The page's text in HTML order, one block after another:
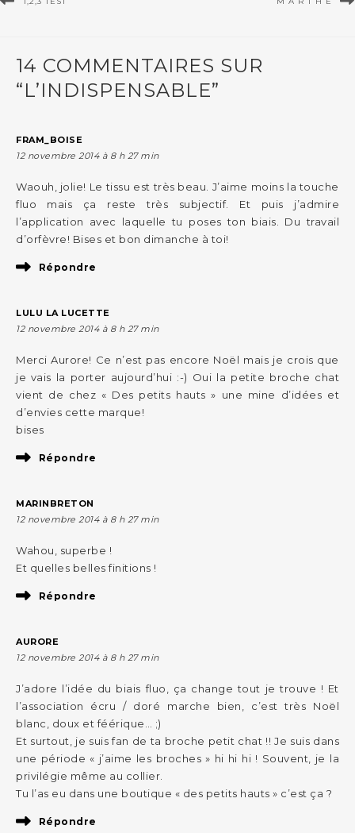
14 COMMENTAIRES SUR
“L’INDISPENSABLE”
FRAM_BOISE
12 novembre 2014 à 8 h 27 min
Waouh, jolie! Le tissu est très beau. J’aime moins la touche
fluo mais ça reste très subjectif. Et puis j’admire
l’application avec laquelle tu poses ton biais. Du travail
d’orfèvre! Bises et bon dimanche à toi!
Répondre
LULU LA LUCETTE
12 novembre 2014 à 8 h 27 min
Merci Aurore! Ce n’est pas encore Noël mais je crois que
je vais la porter aujourd’hui :-) Oui la petite broche chat
vient de chez « Des petits hauts » une mine d’idées et
d’envies cette marque!
bises
Répondre
MARINBRETON
12 novembre 2014 à 8 h 27 min
Wahou, superbe !
Et quelles belles finitions !
Répondre
AURORE
12 novembre 2014 à 8 h 27 min
J’adore l’idée du biais fluo, ça change tout je trouve ! Et
l’association écru / doré marche bien, c’est très Noël
blanc, doux et féérique… ;)
Et surtout, je suis fan de ta broche petit chat !! Je suis dans
une période « j’aime les broches » hi hi hi ! Souvent, je la
privilégie même au collier.
Tu l’as eu dans une boutique « des petits hauts » c’est ça ?
Répondre